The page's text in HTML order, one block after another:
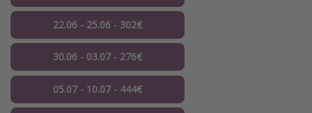
22.06 - 25.06 - 302€
30.06 - 03.07 - 276€
05.07 - 10.07 - 444€